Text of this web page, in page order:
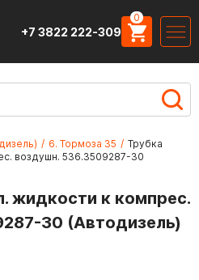
+7 3822 222-309
0
/ 6. Тормоза 35 / Трубка
воздушн. 536.3509287-30
жидкости к компрес.
30 (Автодизель)